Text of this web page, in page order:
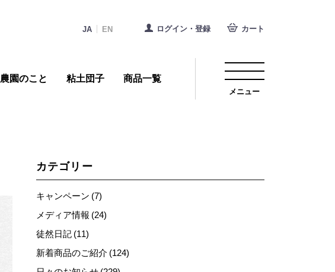
JA EN ログイン・登録 カート
農園のこと 粘土団子 商品一覧
メニュー
カテゴリー
キャンペーン (7)
メディア情報 (24)
徒然日記 (11)
新着商品のご紹介 (124)